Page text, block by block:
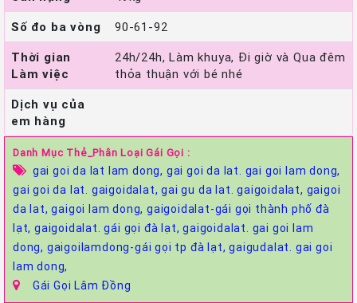
Số đo ba vòng
90-61-92
Thời gian
Làm việc
24h/24h, Làm khuya, Đi giờ và Qua đêm
thỏa thuận với bé nhé
Dịch vụ của
em hàng
Danh Mục Thẻ_Phân Loại Gái Gọi :
gai goi da lat lam dong, gai goi da lat. gai goi lam dong,
gai goi da lat. gaigoidalat,gai gu da lat. gaigoidalat, gaigoi
da lat,gaigoi lam dong,gaigoidalat-gái gọi thành phố đà
lạt, gaigoidalat. gái gọi đà lạt,gaigoidalat. gai goi lam
dong, gaigoilamdong-gái gọi tp đà lạt,gaigudalat. gai goi
lam dong,
Gái Gọi Lâm Đồng